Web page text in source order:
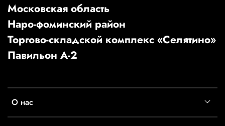
О нас
Московская область
Наро-фоминский район
Торгово-складской комплекс «Селятино»
Павильон А-2